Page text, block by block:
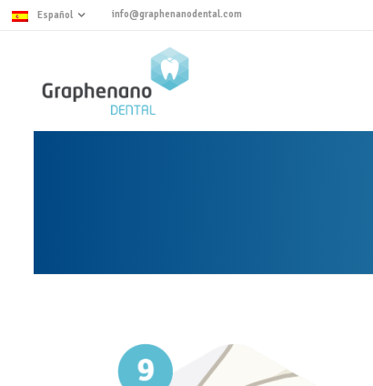
Español info@graphenanodental.com